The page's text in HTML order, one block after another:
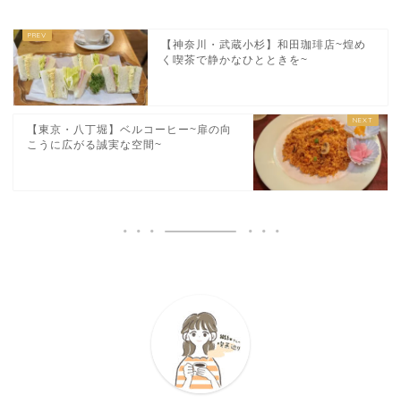
【神奈川・武蔵小杉】和田珈琲店~煌め
く喫茶で静かなひとときを~
【東京・八丁堀】ベルコーヒー~扉の向
こうに広がる誠実な空間~